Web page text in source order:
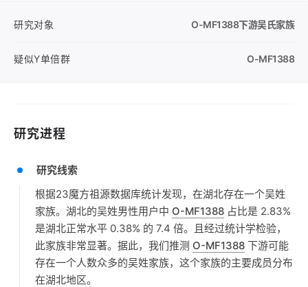
研究对象 O-MF1388下游吴氏家族
疑似Y单倍群 O-MF1388
研究进程
研究线索
根据23魔方祖源数据库统计发现，在湖北存在一个吴姓
家族。湖北的吴姓男性用户中 O-MF1388 占比是 2.83%
是湖北正常水平 0.38% 的 7.4 倍。且经过统计学检验，
此家族非常显著。据此，我们推测 O-MF1388 下游可能
存在一个人数众多的吴姓家族，这个家族的主要成员分布
在湖北地区。